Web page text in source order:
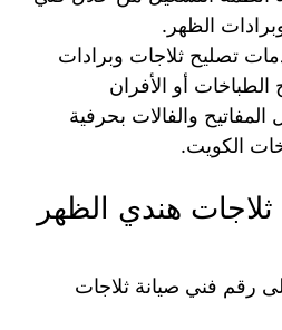
الظهر.
تصليح ثلاجات وبرادات
الطباخات أو الأفران
المفاتيح والفالات بحرفية
الكويت.
هندي الظهر
رقم فني صيانة ثلاجات